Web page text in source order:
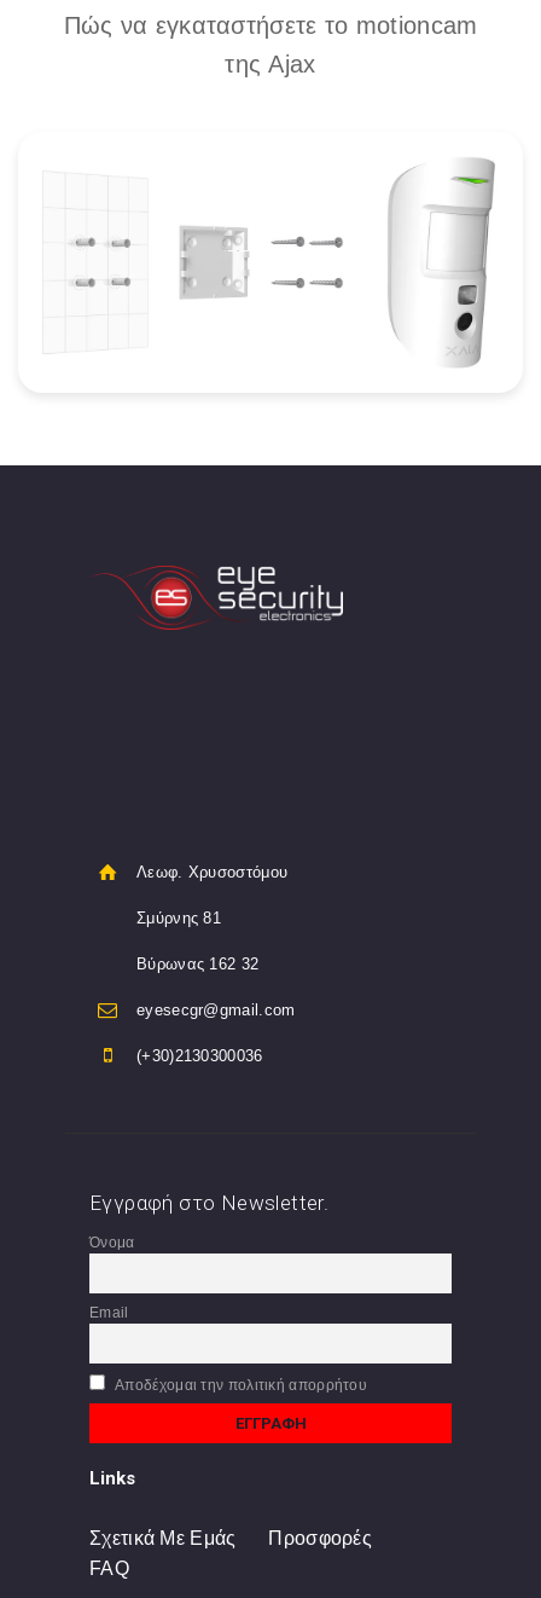
Πώς να εγκαταστήσετε το motioncam
της Ajax
Λεωφ. Χρυσοστόμου
Σμύρνης 81
Βύρωνας 162 32
eyesecgr@gmail.com
(+30)2130300036
Εγγραφή στο Newsletter.
Όνομα
Email
Αποδέχομαι την πολιτική απορρήτου
Links
Σχετικά Με Εμάς
Προσφορές
FAQ